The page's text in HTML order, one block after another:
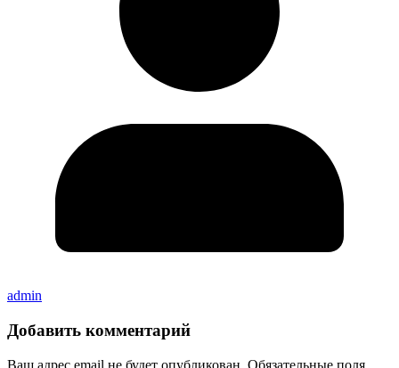
admin
Добавить комментарий
Ваш адрес email не будет опубликован. Обязательные поля